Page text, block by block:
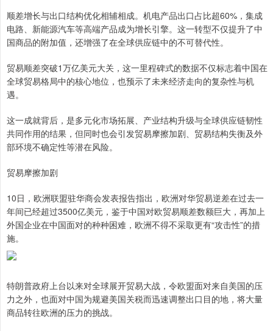
顺差增长与出口结构优化相辅相成。机电产品出口占比超60%，集成
电路、新能源汽车等高端产品成为增长引擎。这一转型不仅提升了中
国商品的附加值，还增强了在全球供应链中的不可替代性。
贸易顺差突破1万亿美元大关，这一里程碑式的数据不仅标志着中国在
全球贸易格局中的核心地位，也预示了未来经济走向的复杂性与机
遇。
这一成就背后，是多元化市场拓展、产业结构升级与全球供应链韧性
共同作用的结果，但同时也会引发贸易摩擦加剧、贸易结构失衡及外
部环境不确定性等潜在风险。
贸易摩擦加剧
10日，欧洲联盟驻华商会发表报告指出，欧洲对华贸易逆差在过去一
年间已经超过3500亿美元，鉴于中国对欧贸易顺差数额巨大，再加上
外国企业在中国面对的种种困难，欧洲不得不采取更有“攻击性”的措
施。
特朗普政府上台以来对全球展开贸易大战，令欧盟面对来自美国的压
力之外，也面对中国为规避美国关税而迅速调整出口目的地，将大量
商品转往欧洲的压力的挑战。